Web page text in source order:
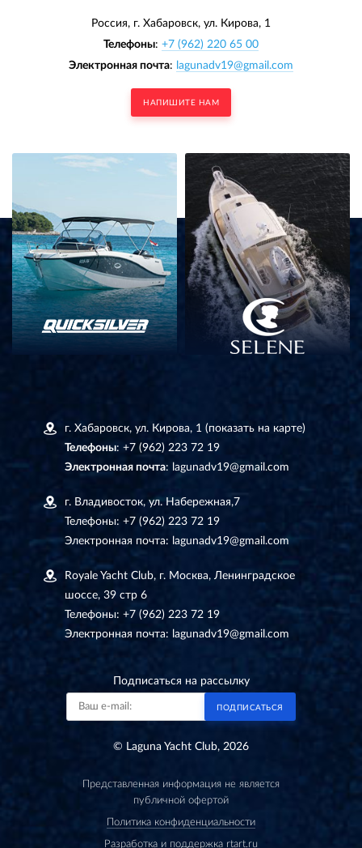
Россия, г. Хабаровск, ул. Кирова, 1
Телефоны: +7 (962) 220 65 00
Электронная почта: lagunadv19@gmail.com
НАПИШИТЕ НАМ
г. Хабаровск, ул. Кирова, 1 (показать на карте)
Телефоны: +7 (962) 223 72 19
Электронная почта: lagunadv19@gmail.com
г. Владивосток, ул. Набережная,7
Телефоны: +7 (962) 223 72 19
Электронная почта: lagunadv19@gmail.com
Royale Yacht Club, г. Москва, Ленинградское
шоссе, 39 стр 6
Телефоны: +7 (962) 223 72 19
Электронная почта: lagunadv19@gmail.com
Подписаться на рассылку
ПОДПИСАТЬСЯ
© Laguna Yacht Club, 2026
Представленная информация не является
публичной офертой
Политика конфиденциальности
Разработка и поддержка rtart.ru